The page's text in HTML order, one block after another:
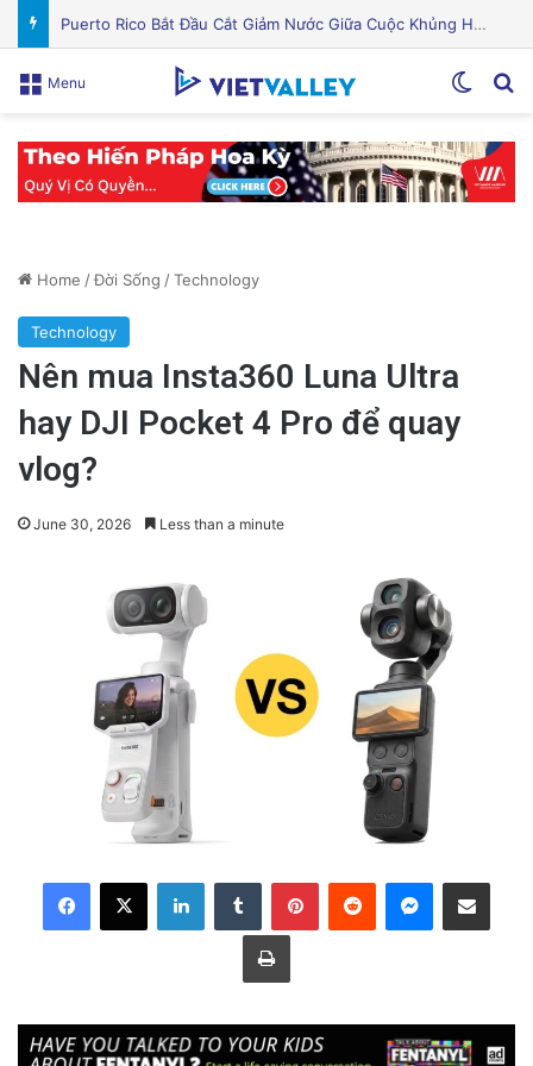
Quỹ Đất Silicon Valley Khởi Động Nâng Cấp Căn Hộ Cũ Kỹ Thuật Hiện Đại
Menu
Home /Đời Sống /Technology
Technology
Nên mua Insta360 Luna Ultra
hay DJI Pocket 4 Pro để quay
vlog?
June 30, 2026 Less than a minute
LinkedInTumblr PinterestReddit Messenger
Share via Email
Print